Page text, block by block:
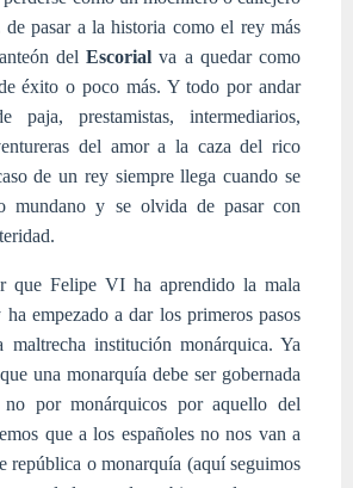
pasar a la historia como el rey más
del Escorial va a quedar como
éxito o poco más. Y todo por andar
paja, prestamistas, intermediarios,
del amor a la caza del rico
de un rey siempre llega cuando se
mundano y se olvida de pasar con
que Felipe VI ha aprendido la mala
empezado a dar los primeros pasos
maltrecha institución monárquica. Ya
que una monarquía debe ser gobernada
no por monárquicos por aquello del
que a los españoles no nos van a
república o monarquía (aquí seguimos